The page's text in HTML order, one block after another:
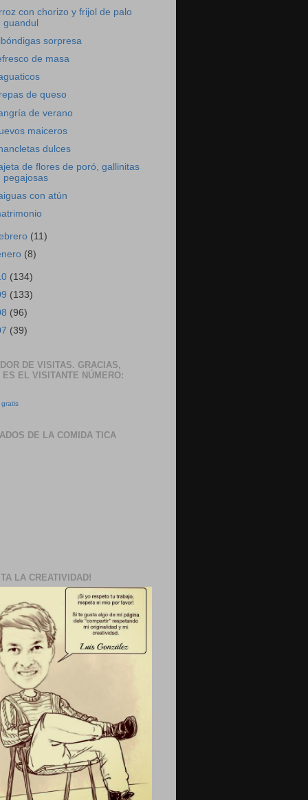
con chorizo y frijol de palo
guandul
sorpresa
de masa
de queso
de verano
maiceros
dulces
de flores de poró, gallinitas
pegajosas
con atún
(11)
(8)
(134)
(133)
(96)
(39)
DE VISITAS. GRACIAS,
ES EL VISITANTE NÚMERO:
DE LA COMIDA TICA
LA CREATIVIDAD!